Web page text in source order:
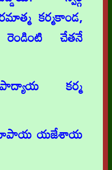
కర్మకాండ,
చేతనే
కర్మ
రూపాయ యజేశాయ